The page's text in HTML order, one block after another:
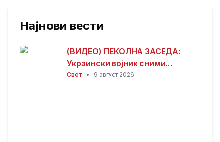
Најнови вести
(ВИДЕО) ПЕКОЛНА ЗАСЕДА:
Украински војник сними
жестоки борби во тесени
Свет • 9 август 2026